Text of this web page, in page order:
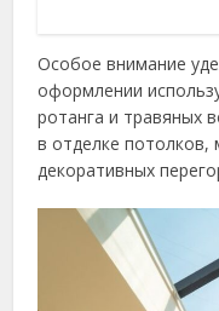
Особое внимание
оформлении
ротанга и травяных
в отделке потолков,
декоративных